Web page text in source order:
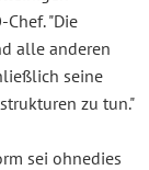
"Die
alle anderen
seine
zu tun."
sei ohnedies